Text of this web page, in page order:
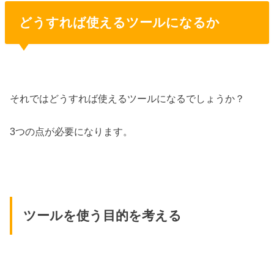
どうすれば使えるツールになるか
それではどうすれば使えるツールになるでしょうか？
3つの点が必要になります。
ツールを使う目的を考える